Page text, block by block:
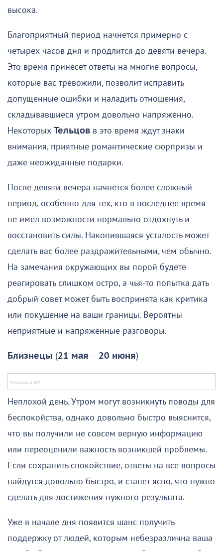
высока.
Благоприятный период начнется примерно с
четырех часов дня и продлится до девяти вечера.
Это время принесет ответы на многие вопросы,
которые вас тревожили, позволит исправить
допущенные ошибки и наладить отношения,
складывавшиеся утром довольно напряженно.
Некоторых Тельцов в это время ждут знаки
внимания, приятные романтические сюрпризы и
даже неожиданные подарки.
После девяти вечера начнется более сложный
период, особенно для тех, кто в последнее время
не имел возможности нормально отдохнуть и
восстановить силы. Накопившаяся усталость может
сделать вас более раздражительными, чем обычно.
На замечания окружающих вы порой будете
реагировать слишком остро, а чья-то попытка дать
добрый совет может быть воспринята как критика
или покушение на ваши границы. Вероятны
неприятные и напряженные разговоры.
Близнецы (21 мая – 20 июня)
Неплохой день. Утром могут возникнуть поводы для
беспокойства, однако довольно быстро выяснится,
что вы получили не совсем верную информацию
или переоценили важность возникшей проблемы.
Если сохранить спокойствие, ответы на все вопросы
найдутся довольно быстро, и станет ясно, что нужно
сделать для достижения нужного результата.
Уже в начале дня появится шанс получить
поддержку от людей, которым небезразлична ваша